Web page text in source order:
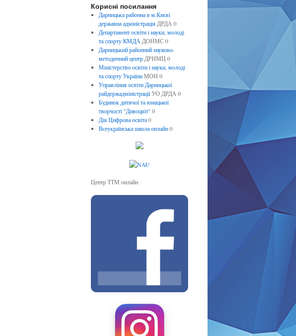
Корисні посилання
Дарницька районна в м.Києві
державна адміністраціяДРДА 0
Департамент освіти і науки, молоді
та спорту КМДА ДОНМС 0
Дарницький районний науково-
методичний центрДРНМЦ 0
Міністерство освіти і науки, молоді
та спорту УкраїниМОН 0
Управління освіти Дарницької
райдержадміністраціїУО ДРДА 0
Будинок дитячої та юнацької
творчості "Дивоцвіт" 0
Дія Цифрова освіта0
Всеукраїнська школа онлайн0
Центр ТТМ онлайн